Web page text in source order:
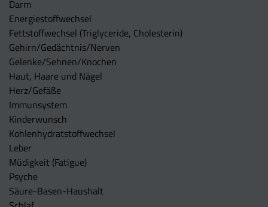
Darm
Energiestoffwechsel
Fettstoffwechsel (Triglyceride, Cholesterin)
Gehirn/Gedächtnis/Nerven
Gelenke/Sehnen/Knochen
Haut, Haare und Nägel
Herz/Gefäße
Immunsystem
Kinderwunsch
Kohlenhydratstoffwechsel
Leber
Müdigkeit (Fatigue)
Psyche
Säure-Basen-Haushalt